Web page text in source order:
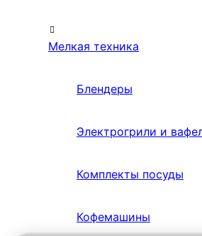
Мелкая техника
Блендеры
Электрогрили и
Комплекты посуды
Кофемашины